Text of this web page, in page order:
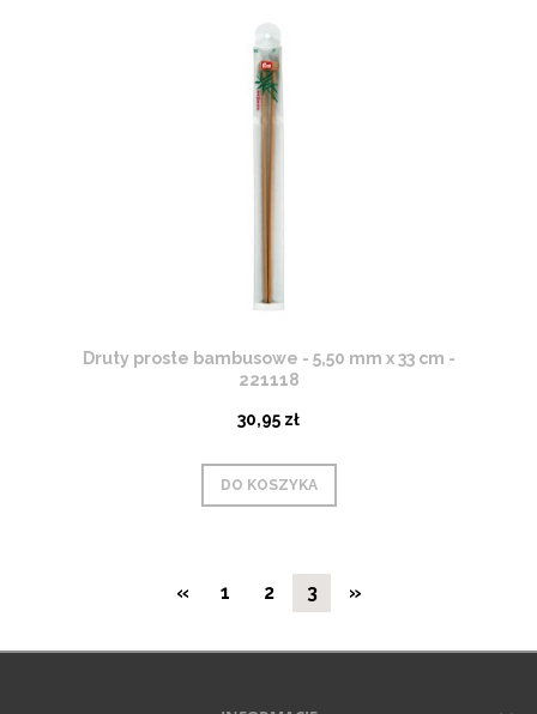
Druty proste bambusowe - 5,50 mm x 33 cm -
221118
30,95 zł
DO KOSZYKA
« 1 2 3 »